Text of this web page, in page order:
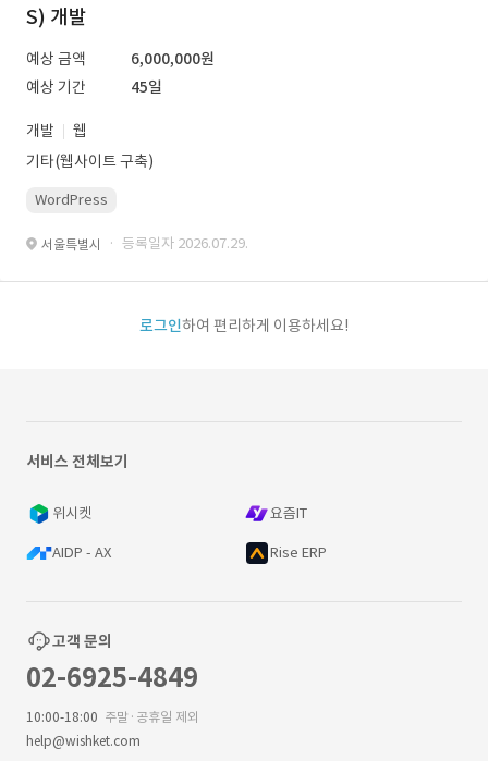
S) 개발
예상 금액
6,000,000원
예상 기간
45일
개발
웹
기타(웹사이트 구축)
WordPress
서울특별시 · 등록일자 2026.07.29.
로그인하여 편리하게 이용하세요!
서비스 전체보기
위시켓 요즘IT
AIDP - AX Rise ERP
고객 문의
02-6925-4849
10:00-18:00 주말·공휴일 제외
help@wishket.com